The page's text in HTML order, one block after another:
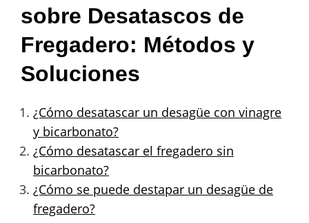
sobre Desatascos de
Fregadero: Métodos y
Soluciones
¿Cómo desatascar un desagüe con vinagre
y bicarbonato?
¿Cómo desatascar el fregadero sin
bicarbonato?
¿Cómo se puede destapar un desagüe de
fregadero?